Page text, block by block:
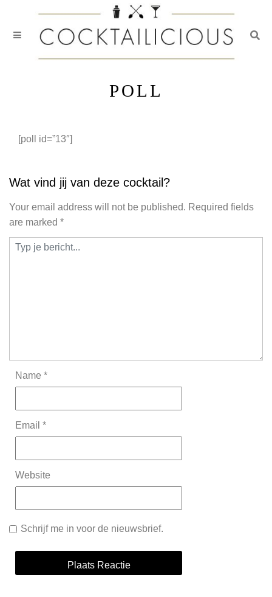
POLL
[poll id=”13″]
Wat vind jij van deze cocktail?
Your email address will not be published. Required fields
are marked *
Name *
Email *
Website
Schrijf me in voor de nieuwsbrief.